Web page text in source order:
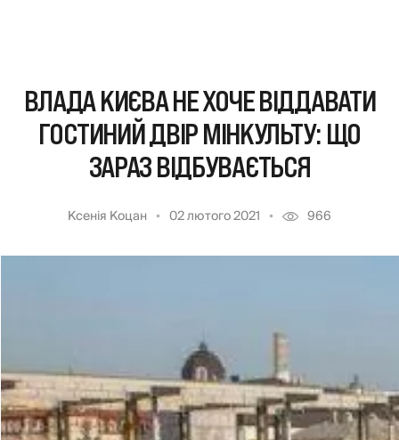
ВЛАДА КИЄВА НЕ ХОЧЕ ВІДДАВАТИ
ГОСТИНИЙ ДВІР МІНКУЛЬТУ: ЩО
ЗАРАЗ ВІДБУВАЄТЬСЯ
Ксенія Коцан 02 лютого 2021 966